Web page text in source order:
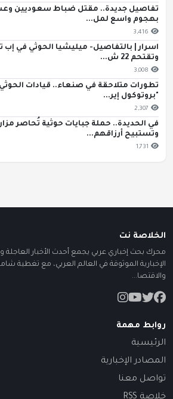
تفاصيل جديدة.. مقتل ضباط سعوديين
بهجوم واسع لمل...
3,416
اسرار | بالتفاصيل- ميليشيا الحوثي في
وتقتحم 22 ش...
3,008
تطورات متلاحقة في صنعاء.. قيادات
"بروتوكول إير...
2,307
في الحديدة.. حملة جبايات حوثية تُحاصر
وتستبيح أرزاقهم...
1,731
الخلاصة نت
محرك بحث إخباري عربي يجمع أحدث الأخبار العاجلة
الإخبارية الموثوقة في العالم العربي، مع تغطية
والاقتصا...
روابط مهمة
الرئيسية
المصادر الإخبارية
تواصل معنا